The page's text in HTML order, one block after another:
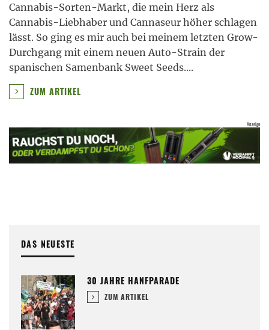
Cannabis-Sorten-Markt, die mein Herz als
Cannabis-Liebhaber und Cannaseur höher schlagen
lässt. So ging es mir auch bei meinem letzten Grow-
Durchgang mit einem neuen Auto-Strain der
spanischen Samenbank Sweet Seeds....
ZUM ARTIKEL
DAS NEUESTE
30 JAHRE HANFPARADE
ZUM ARTIKEL